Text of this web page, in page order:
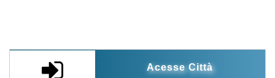
Acesse Città